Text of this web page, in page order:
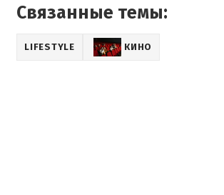
Связанные темы:
LIFESTYLE КИНО